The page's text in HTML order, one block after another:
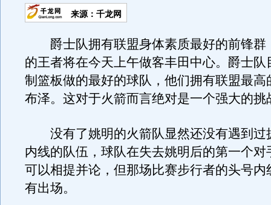
来源：千龙网
爵士队拥有联盟身体素质最好的前锋群
的王者将在今天上午做客丰田中心。爵士队
制篮板做的最好的球队，他们拥有联盟最高
布泽。这对于火箭而言绝对是一个强大的挑
没有了姚明的火箭队显然还没有遇到过
内线的队伍，球队在失去姚明后的第一个对
可以相提并论，但那场比赛步行者的头号内
有出场。